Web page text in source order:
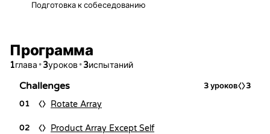
Подготовка к собеседованию
Программа
1глава •3уроков •3испытаний
Challenges 3уроков
3
01
Rotate Array
02 Product Array Except Self